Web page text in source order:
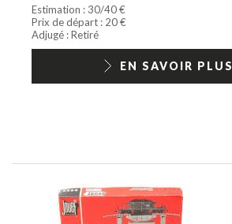
Estimation : 30/40 €
Prix de départ : 20 €
Adjugé : Retiré
EN SAVOIR PLUS